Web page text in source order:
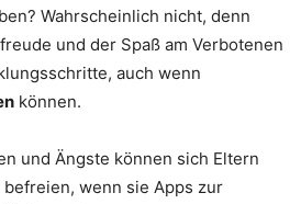
Wahrscheinlich nicht, denn
und der Spaß am Verbotenen
auch wenn
können.
und Ängste können sich Eltern
wenn sie Apps zur